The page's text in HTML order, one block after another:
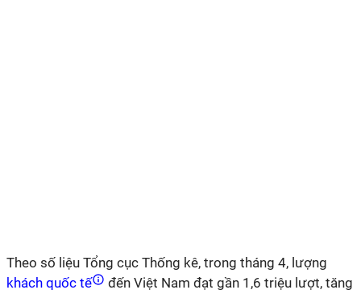
Theo số liệu Tổng cục Thống kê, trong tháng 4, lượng
khách quốc tế
đến Việt Nam đạt gần 1,6 triệu lượt, tăng